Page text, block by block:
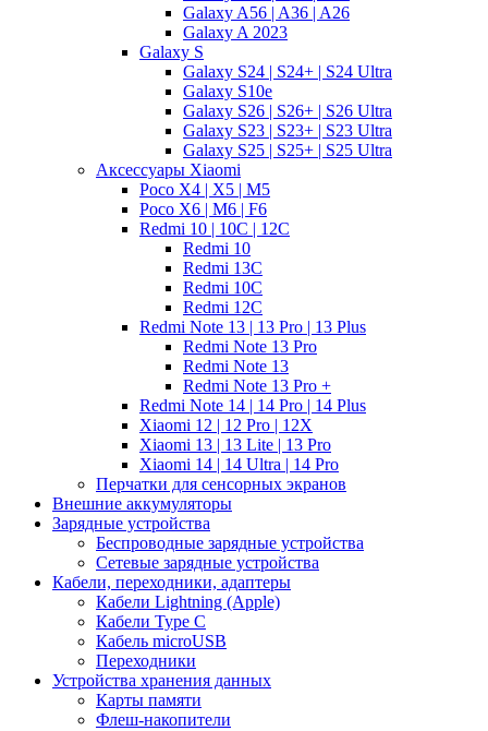
Galaxy A56 | A36 | A26
Galaxy A 2023
Galaxy S
Galaxy S24 | S24+ | S24 Ultra
Galaxy S10e
Galaxy S26 | S26+ | S26 Ultra
Galaxy S23 | S23+ | S23 Ultra
Galaxy S25 | S25+ | S25 Ultra
Аксессуары Xiaomi
Poco X4 | X5 | M5
Poco X6 | M6 | F6
Redmi 10 | 10C | 12C
Redmi 10
Redmi 13C
Redmi 10C
Redmi 12C
Redmi Note 13 | 13 Pro | 13 Plus
Redmi Note 13 Pro
Redmi Note 13
Redmi Note 13 Pro +
Redmi Note 14 | 14 Pro | 14 Plus
Xiaomi 12 | 12 Pro | 12X
Xiaomi 13 | 13 Lite | 13 Pro
Xiaomi 14 | 14 Ultra | 14 Pro
Перчатки для сенсорных экранов
Внешние аккумуляторы
Зарядные устройства
Беспроводные зарядные устройства
Сетевые зарядные устройства
Кабели, переходники, адаптеры
Кабели Lightning (Apple)
Кабели Type C
Кабель microUSB
Переходники
Устройства хранения данных
Карты памяти
Флеш-накопители